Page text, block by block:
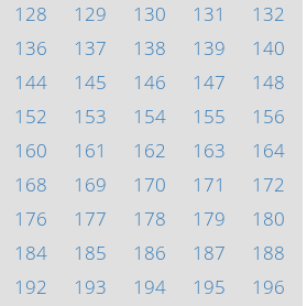
128 129 130 131
132
136 137 138 139
140
144 145 146 147
148
152 153 154 155
156
160 161 162 163
164
168 169 170 171
172
176 177 178 179
180
184 185 186 187
188
192 193 194 195
196